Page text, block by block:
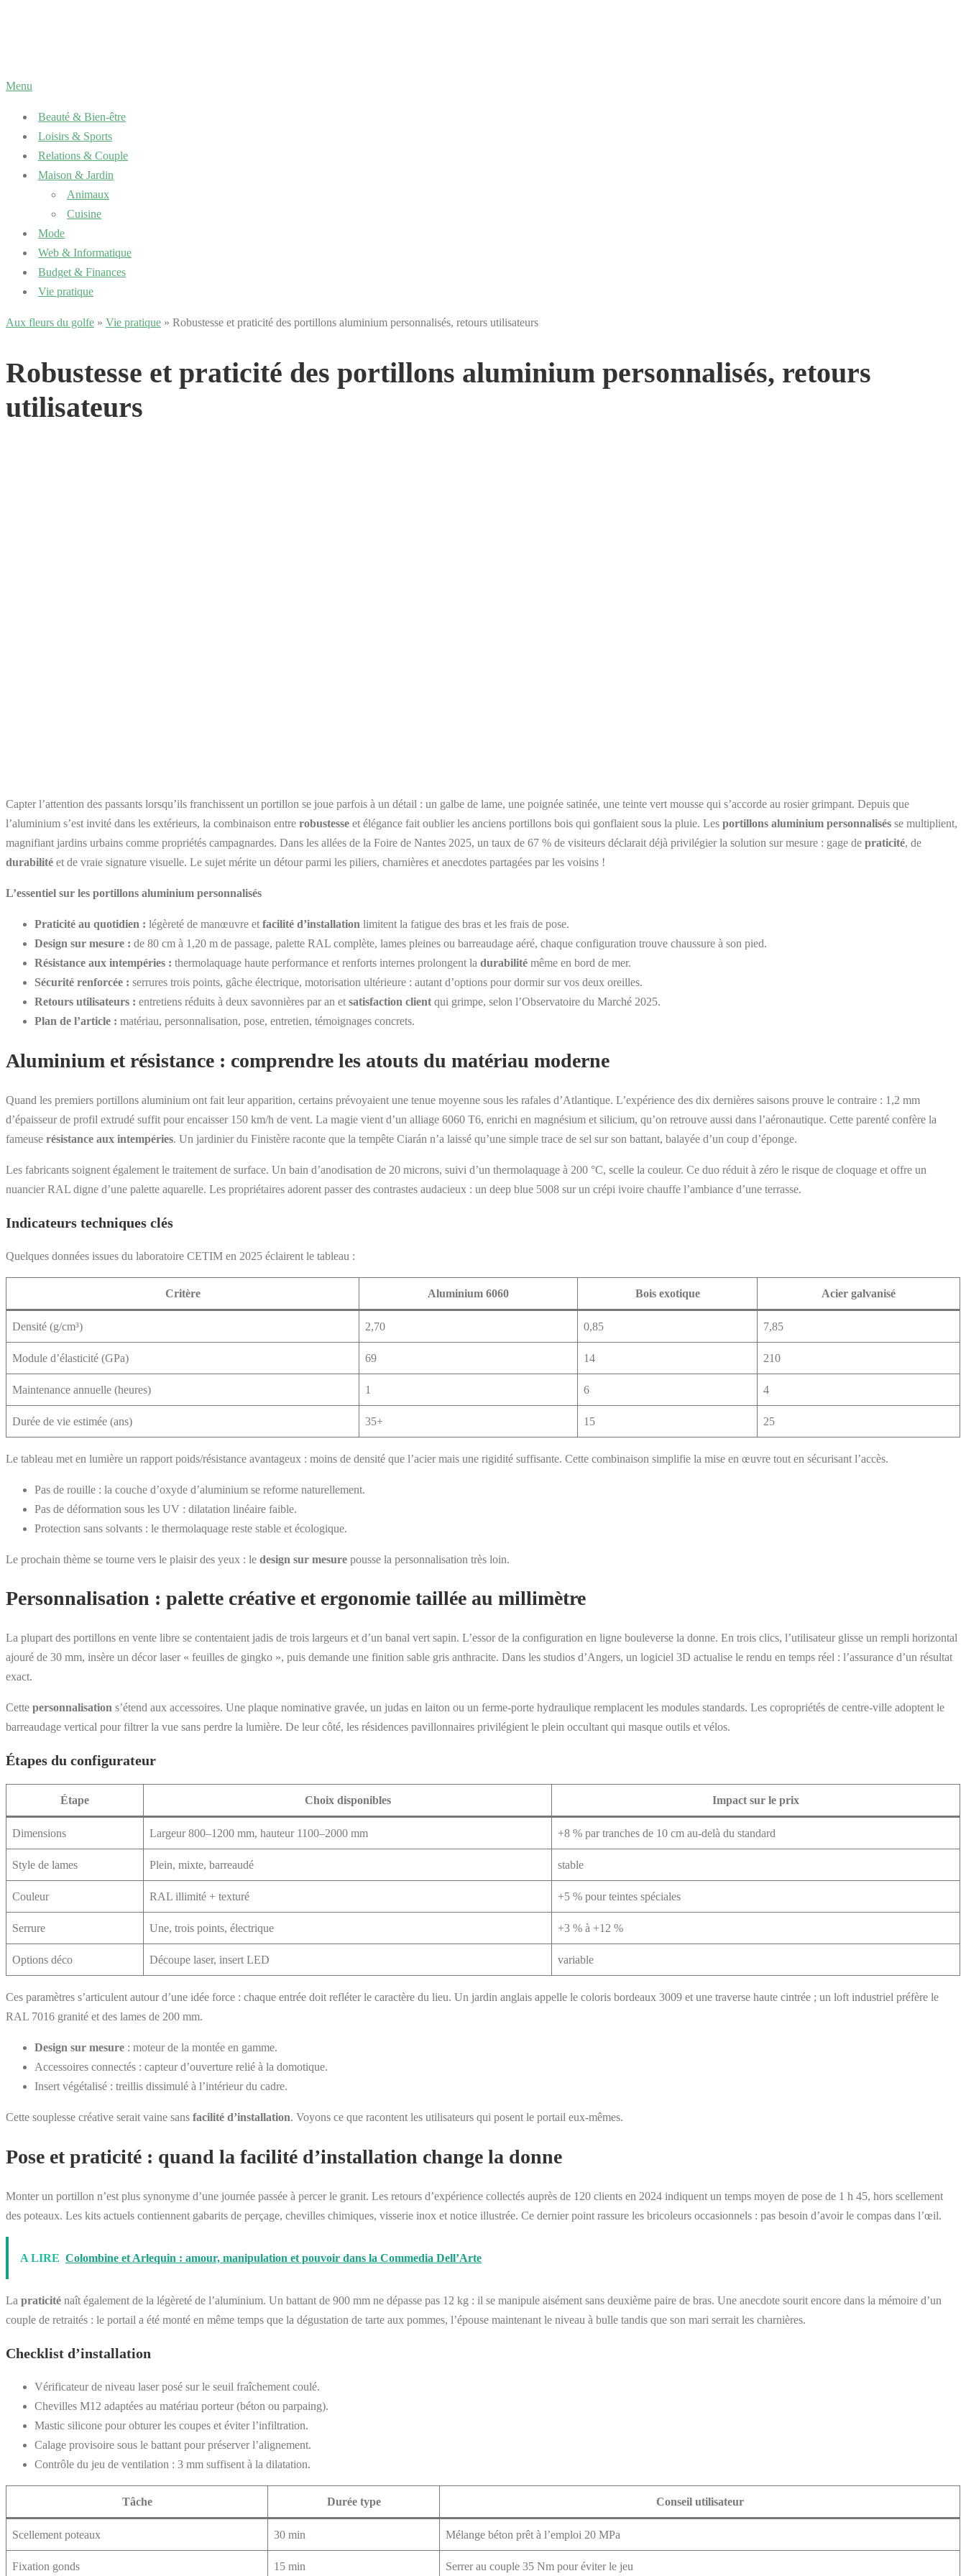
Menu
Beauté & Bien-être
Loisirs & Sports
Relations & Couple
Maison & Jardin
Animaux
Cuisine
Mode
Web & Informatique
Budget & Finances
Vie pratique
Aux fleurs du golfe » Vie pratique » Robustesse et praticité des portillons aluminium personnalisés, retours utilisateurs
Robustesse et praticité des portillons aluminium personnalisés, retours
utilisateurs
Capter l’attention des passants lorsqu’ils franchissent un portillon se joue parfois à un détail : un galbe de lame, une poignée satinée, une teinte vert mousse qui s’accorde au rosier grimpant. Depuis que
l’aluminium s’est invité dans les extérieurs, la combinaison entre robustesse et élégance fait oublier les anciens portillons bois qui gonflaient sous la pluie. Les portillons aluminium personnalisés se multiplient,
magnifiant jardins urbains comme propriétés campagnardes. Dans les allées de la Foire de Nantes 2025, un taux de 67 % de visiteurs déclarait déjà privilégier la solution sur mesure : gage de praticité, de
durabilité et de vraie signature visuelle. Le sujet mérite un détour parmi les piliers, charnières et anecdotes partagées par les voisins !
L’essentiel sur les portillons aluminium personnalisés
Praticité au quotidien : légèreté de manœuvre et facilité d’installation limitent la fatigue des bras et les frais de pose.
Design sur mesure : de 80 cm à 1,20 m de passage, palette RAL complète, lames pleines ou barreaudage aéré, chaque configuration trouve chaussure à son pied.
Résistance aux intempéries : thermolaquage haute performance et renforts internes prolongent la durabilité même en bord de mer.
Sécurité renforcée : serrures trois points, gâche électrique, motorisation ultérieure : autant d’options pour dormir sur vos deux oreilles.
Retours utilisateurs : entretiens réduits à deux savonnières par an et satisfaction client qui grimpe, selon l’Observatoire du Marché 2025.
Plan de l’article : matériau, personnalisation, pose, entretien, témoignages concrets.
Aluminium et résistance : comprendre les atouts du matériau moderne
Quand les premiers portillons aluminium ont fait leur apparition, certains prévoyaient une tenue moyenne sous les rafales d’Atlantique. L’expérience des dix dernières saisons prouve le contraire : 1,2 mm
d’épaisseur de profil extrudé suffit pour encaisser 150 km/h de vent. La magie vient d’un alliage 6060 T6, enrichi en magnésium et silicium, qu’on retrouve aussi dans l’aéronautique. Cette parenté confère la
fameuse résistance aux intempéries. Un jardinier du Finistère raconte que la tempête Ciarán n’a laissé qu’une simple trace de sel sur son battant, balayée d’un coup d’éponge.
Les fabricants soignent également le traitement de surface. Un bain d’anodisation de 20 microns, suivi d’un thermolaquage à 200 °C, scelle la couleur. Ce duo réduit à zéro le risque de cloquage et offre un
nuancier RAL digne d’une palette aquarelle. Les propriétaires adorent passer des contrastes audacieux : un deep blue 5008 sur un crépi ivoire chauffe l’ambiance d’une terrasse.
Indicateurs techniques clés
Quelques données issues du laboratoire CETIM en 2025 éclairent le tableau :
Critère Aluminium 6060 Bois exotique Acier galvanisé
Densité (g/cm³) 2,70 0,85 7,85
Module d’élasticité (GPa) 69 14 210
Maintenance annuelle (heures) 1 6 4
Durée de vie estimée (ans) 35+ 15 25
Le tableau met en lumière un rapport poids/résistance avantageux : moins de densité que l’acier mais une rigidité suffisante. Cette combinaison simplifie la mise en œuvre tout en sécurisant l’accès.
Pas de rouille : la couche d’oxyde d’aluminium se reforme naturellement.
Pas de déformation sous les UV : dilatation linéaire faible.
Protection sans solvants : le thermolaquage reste stable et écologique.
Le prochain thème se tourne vers le plaisir des yeux : le design sur mesure pousse la personnalisation très loin.
Personnalisation : palette créative et ergonomie taillée au millimètre
La plupart des portillons en vente libre se contentaient jadis de trois largeurs et d’un banal vert sapin. L’essor de la configuration en ligne bouleverse la donne. En trois clics, l’utilisateur glisse un rempli horizontal
ajouré de 30 mm, insère un décor laser « feuilles de gingko », puis demande une finition sable gris anthracite. Dans les studios d’Angers, un logiciel 3D actualise le rendu en temps réel : l’assurance d’un résultat
exact.
Cette personnalisation s’étend aux accessoires. Une plaque nominative gravée, un judas en laiton ou un ferme-porte hydraulique remplacent les modules standards. Les copropriétés de centre-ville adoptent le
barreaudage vertical pour filtrer la vue sans perdre la lumière. De leur côté, les résidences pavillonnaires privilégient le plein occultant qui masque outils et vélos.
Étapes du configurateur
Étape Choix disponibles Impact sur le prix
Dimensions Largeur 800–1200 mm, hauteur 1100–2000 mm +8 % par tranches de 10 cm au-delà du standard
Style de lames Plein, mixte, barreaudé stable
Couleur RAL illimité + texturé +5 % pour teintes spéciales
Serrure Une, trois points, électrique +3 % à +12 %
Options déco Découpe laser, insert LED variable
Ces paramètres s’articulent autour d’une idée force : chaque entrée doit refléter le caractère du lieu. Un jardin anglais appelle le coloris bordeaux 3009 et une traverse haute cintrée ; un loft industriel préfère le
RAL 7016 granité et des lames de 200 mm.
Design sur mesure : moteur de la montée en gamme.
Accessoires connectés : capteur d’ouverture relié à la domotique.
Insert végétalisé : treillis dissimulé à l’intérieur du cadre.
Cette souplesse créative serait vaine sans facilité d’installation. Voyons ce que racontent les utilisateurs qui posent le portail eux-mêmes.
Pose et praticité : quand la facilité d’installation change la donne
Monter un portillon n’est plus synonyme d’une journée passée à percer le granit. Les retours d’expérience collectés auprès de 120 clients en 2024 indiquent un temps moyen de pose de 1 h 45, hors scellement
des poteaux. Les kits actuels contiennent gabarits de perçage, chevilles chimiques, visserie inox et notice illustrée. Ce dernier point rassure les bricoleurs occasionnels : pas besoin d’avoir le compas dans l’œil.
A LIRE Colombine et Arlequin : amour, manipulation et pouvoir dans la Commedia Dell’Arte
La praticité naît également de la légèreté de l’aluminium. Un battant de 900 mm ne dépasse pas 12 kg : il se manipule aisément sans deuxième paire de bras. Une anecdote sourit encore dans la mémoire d’un
couple de retraités : le portail a été monté en même temps que la dégustation de tarte aux pommes, l’épouse maintenant le niveau à bulle tandis que son mari serrait les charnières.
Checklist d’installation
Vérificateur de niveau laser posé sur le seuil fraîchement coulé.
Chevilles M12 adaptées au matériau porteur (béton ou parpaing).
Mastic silicone pour obturer les coupes et éviter l’infiltration.
Calage provisoire sous le battant pour préserver l’alignement.
Contrôle du jeu de ventilation : 3 mm suffisent à la dilatation.
Tâche Durée type Conseil utilisateur
Scellement poteaux 30 min Mélange béton prêt à l’emploi 20 MPa
Fixation gonds 15 min Serrer au couple 35 Nm pour éviter le jeu